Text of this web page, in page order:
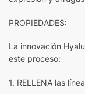
PROPIEDADES:
La innovación
este proceso:
1. RELLENA las